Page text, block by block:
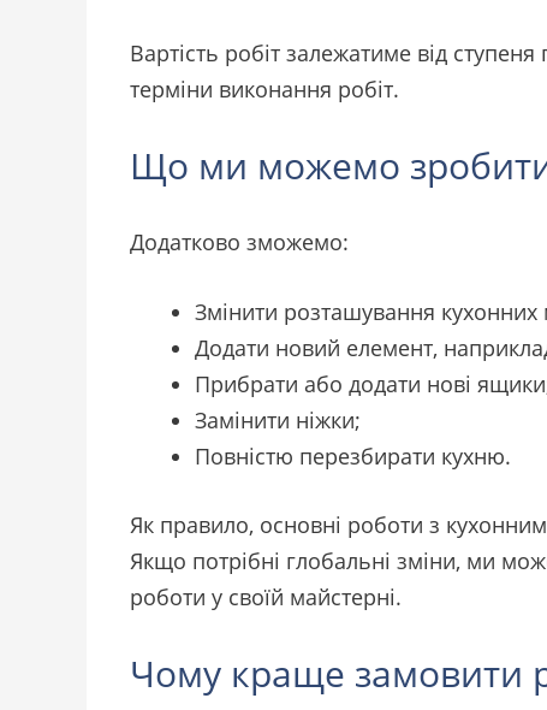
Вартість робіт залежатиме від
терміни виконання робіт.
Що ми можемо
Додатково зможемо:
Змінити розташування кухонних
Додати новий елемент,
Прибрати або додати нові
Замінити ніжки;
Повністю перезбирати кухню.
Як правило, основні роботи з
Якщо потрібні глобальні зміни, ми
роботи у своїй майстерні.
Чому краще замовити